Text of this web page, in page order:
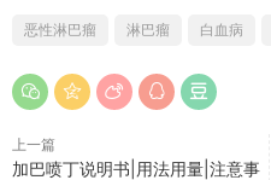
恶性淋巴瘤 淋巴瘤 白血病
上一篇
加巴喷丁说明书|用法用量|注意事